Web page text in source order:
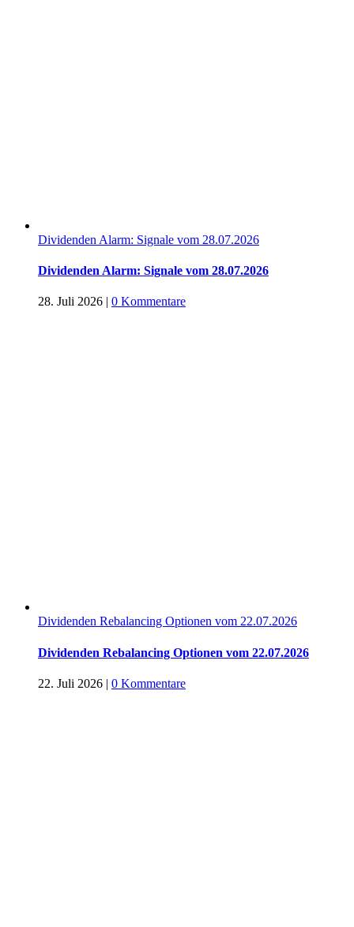
Dividenden Alarm: Signale vom 28.07.2026
Dividenden Alarm: Signale vom 28.07.2026
28. Juli 2026 | 0 Kommentare
Dividenden Rebalancing Optionen vom 22.07.2026
Dividenden Rebalancing Optionen vom 22.07.2026
22. Juli 2026 | 0 Kommentare